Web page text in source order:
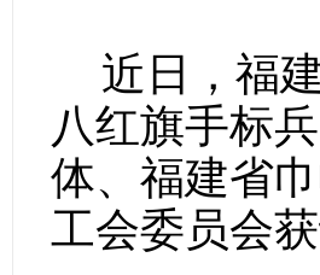
近日，福
八红旗手标
体、福建省
工会委员会